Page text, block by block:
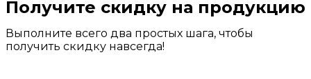
Получите скидку на продукцию
Выполните всего два простых шага, чтобы
получить скидку навсегда!